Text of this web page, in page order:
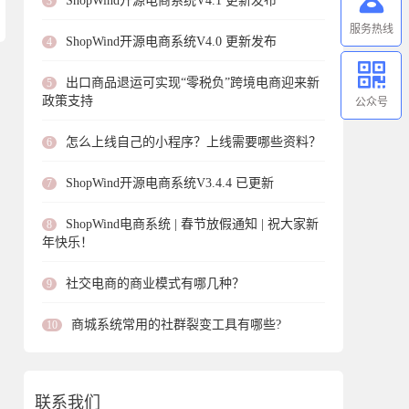
4 ShopWind开源电商系统V4.0 更新发布
5
出口商品退运可实现“零税负”跨境电商迎来新
政策支持
6 怎么上线自己的小程序？上线需要哪些资料？
7 ShopWind开源电商系统V3.4.4 已更新
8
ShopWind电商系统 | 春节放假通知 | 祝大家新
年快乐！
9 社交电商的商业模式有哪几种？
10 商城系统常用的社群裂变工具有哪些?
联系我们
服务热线
公众号